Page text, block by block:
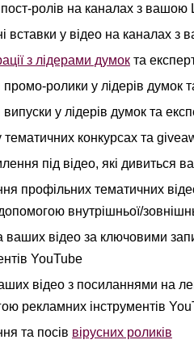
пост-ролів на каналах з
вставки у відео на каналах
з лідерами думок та
ролики у лідерів думок
у лідерів думок та
тематичних конкурсах та
під відео, які дивиться
профільних тематичних
внутрішньої/
ваших відео за ключовими
YouTube
відео з посиланнями на
рекламних інструментів
та посів вірусних роликів